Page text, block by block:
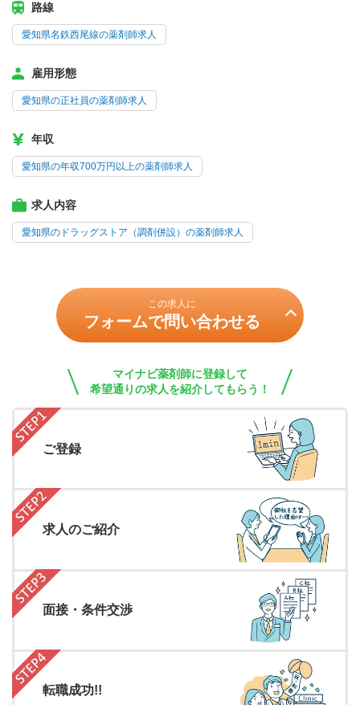
路線
愛知県名鉄西尾線の薬剤師求人
雇用形態
愛知県の正社員の薬剤師求人
年収
愛知県の年収700万円以上の薬剤師求人
求人内容
愛知県のドラッグストア（調剤併設）の薬剤師求人
この求人に
フォームで問い合わせる
マイナビ薬剤師に登録して
希望通りの求人を紹介してもらう！
ご登録
求人のご紹介
面接・条件交渉
転職成功!!